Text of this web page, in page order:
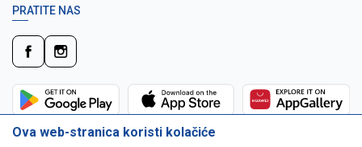
PRATITE NAS
Ova web-stranica koristi kolačiće